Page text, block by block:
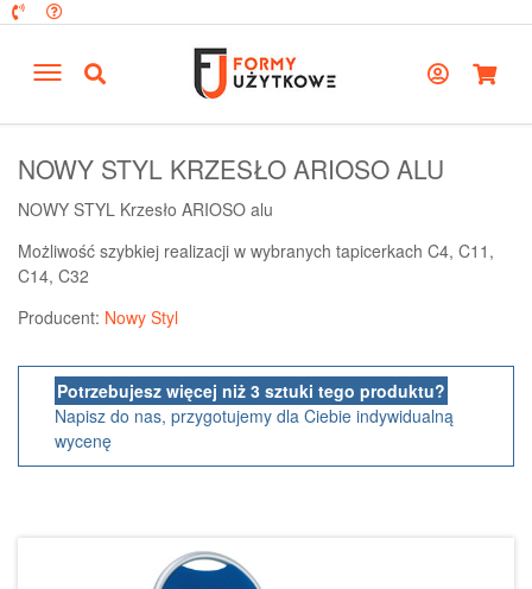
NOWY STYL KRZESŁO ARIOSO ALU
NOWY STYL Krzesło ARIOSO alu
Możliwość szybkiej realizacji w wybranych tapicerkach C4, C11,
C14, C32
Producent: Nowy Styl
Potrzebujesz więcej niż 3 sztuki tego produktu?
Napisz do nas, przygotujemy dla Ciebie indywidualną
wycenę